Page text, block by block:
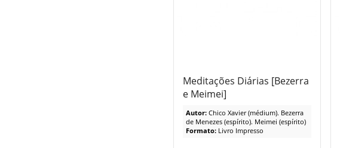
Meditações Diárias [Bezerra
e Meimei]
Autor: Chico Xavier (médium). Bezerra
de Menezes (espírito). Meimei (espírito)
Formato: Livro Impresso